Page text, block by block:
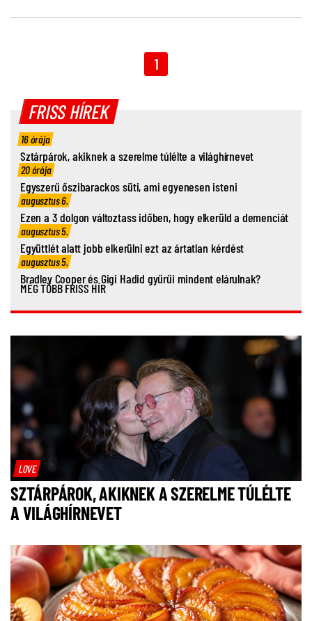
1
FRISS HÍREK
16 órája
Sztárpárok, akiknek a szerelme túlélte a világhírnevet
20 órája
Egyszerű őszibarackos süti, ami egyenesen isteni
augusztus 6.
Ezen a 3 dolgon változtass időben, hogy elkerüld a demenciát
augusztus 5.
Együttlét alatt jobb elkerülni ezt az ártatlan kérdést
augusztus 5.
Bradley Cooper és Gigi Hadid gyűrűi mindent elárulnak?
MÉG TÖBB FRISS HÍR
LOVE
SZTÁRPÁROK, AKIKNEK A SZERELME TÚLÉLTE
A VILÁGHÍRNEVET